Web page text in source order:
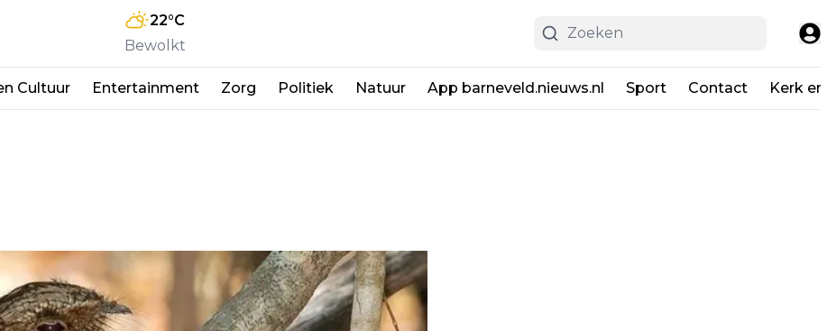
22°C
Bewolkt
Cultuur Entertainment Zorg Politiek Natuur App barneveld.nieuws.nl Sport Contact Kerk